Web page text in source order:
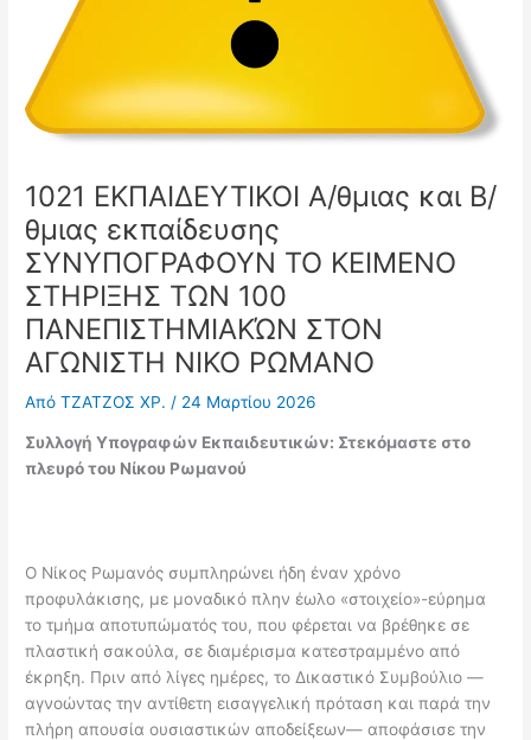
1021 ΕΚΠΑΙΔΕΥΤΙΚΟΙ Α/θμιας και Β/
θμιας εκπαίδευσης
ΣΥΝΥΠΟΓΡΑΦΟΥΝ ΤΟ ΚΕΙΜΕΝΟ
ΣΤΗΡΙΞΗΣ ΤΩΝ 100
ΠΑΝΕΠΙΣΤΗΜΙΑΚΏΝ ΣΤΟΝ
ΑΓΩΝΙΣΤΗ ΝΙΚΟ ΡΩΜΑΝΟ
ΑπόΤΖΑΤΖΟΣ ΧΡ. / 24 Μαρτίου 2026
Συλλογή Υπογραφών Εκπαιδευτικών: Στεκόμαστε στο
πλευρό του Νίκου Ρωμανού
Ο Νίκος Ρωμανός συμπληρώνει ήδη έναν χρόνο
προφυλάκισης, με μοναδικό πλην έωλο «στοιχείο»-εύρημα
το τμήμα αποτυπώματός του, που φέρεται να βρέθηκε σε
πλαστική σακούλα, σε διαμέρισμα κατεστραμμένο από
έκρηξη. Πριν από λίγες ημέρες, το Δικαστικό Συμβούλιο —
αγνοώντας την αντίθετη εισαγγελική πρόταση και παρά την
πλήρη απουσία ουσιαστικών αποδείξεων— αποφάσισε την